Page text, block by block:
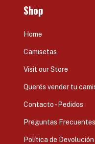
Shop
Home
Camisetas
Visit our Store
Querés vender tu
Contacto - Pedidos
Preguntas Frecuentes
Política de Devolución